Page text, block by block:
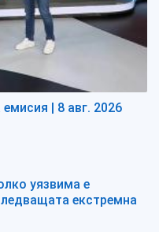
| 8 авг. 2026
уязвима е
екстремна